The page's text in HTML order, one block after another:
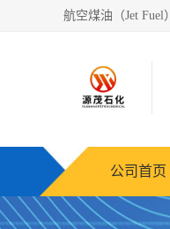
公司首页